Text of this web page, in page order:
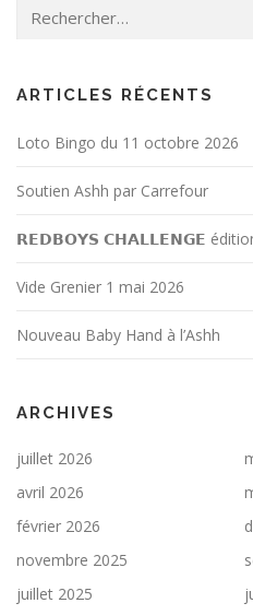
ARTICLES RÉCENTS
Loto Bingo du 11 octobre 2026
Soutien Ashh par Carrefour
𝗥𝗘𝗗𝗕𝗢𝗬𝗦 𝗖𝗛𝗔𝗟𝗟𝗘𝗡𝗚𝗘
Vide Grenier 1 mai 2026
Nouveau Baby Hand à l’Ashh
ARCHIVES
juillet 2026
avril 2026
février 2026
novembre 2025
juillet 2025